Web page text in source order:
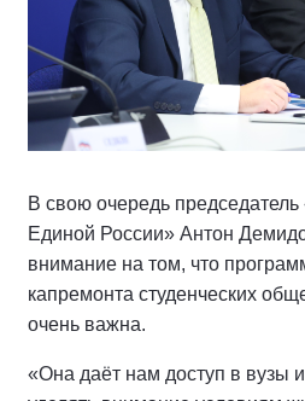
В свою очередь
Единой России» Антон
внимание на том, что
капремонта студенческих
очень важна.
«Она даёт нам доступ в вузы